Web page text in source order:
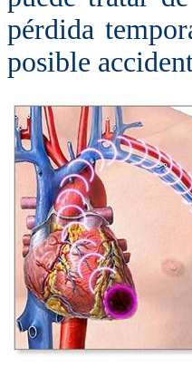
pérdida
posible